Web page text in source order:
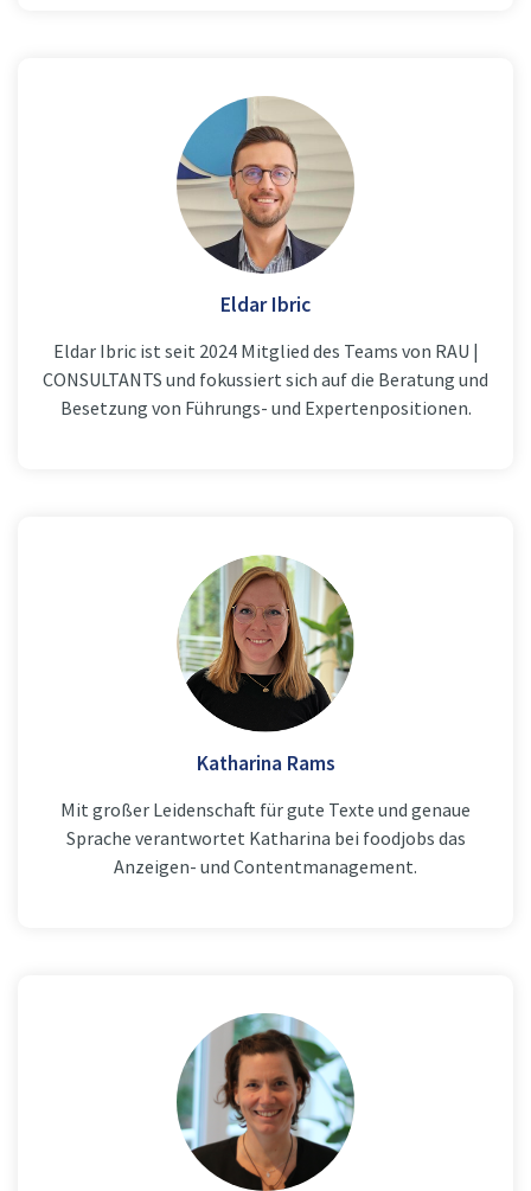
Eldar Ibric
Eldar Ibric ist seit 2024 Mitglied des Teams von RAU |
CONSULTANTS und fokussiert sich auf die Beratung und
Besetzung von Führungs- und Expertenpositionen.
Katharina Rams
Mit großer Leidenschaft für gute Texte und genaue
Sprache verantwortet Katharina bei foodjobs das
Anzeigen- und Contentmanagement.